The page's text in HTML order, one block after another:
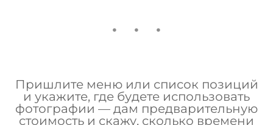
Пришлите меню или список позиций
и укажите, где будете использовать
фотографии — дам предварительную
стоимость и скажу, сколько времени